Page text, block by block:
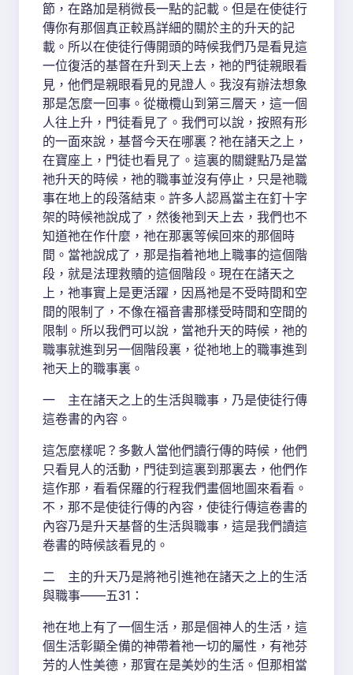
節，在路加是稍微長一點的記載。但是在使徒行
傳你有那個真正較爲詳細的關於主的升天的記
載。所以在使徒行傳開頭的時候我們乃是看見這
一位復活的基督在升到天上去，祂的門徒親眼看
見，他們是親眼看見的見證人。我沒有辦法想象
那是怎麼一回事。從橄欖山到第三層天，這一個
人往上升，門徒看見了。我們可以說，按照有形
的一面來說，基督今天在哪裏？祂在諸天之上，
在寶座上，門徒也看見了。這裏的關鍵點乃是當
祂升天的時候，祂的職事並沒有停止，只是祂職
事在地上的段落結束。許多人認爲當主在釘十字
架的時候祂說成了，然後祂到天上去，我們也不
知道祂在作什麼，祂在那裏等候回來的那個時
間。當祂說成了，那是指着祂地上職事的這個階
段，就是法理救贖的這個階段。現在在諸天之
上，祂事實上是更活躍，因爲祂是不受時間和空
間的限制了，不像在福音書那樣受時間和空間的
限制。所以我們可以說，當祂升天的時候，祂的
職事就進到另一個階段裏，從祂地上的職事進到
祂天上的職事裏。
一 主在諸天之上的生活與職事，乃是使徒行傳
這卷書的內容。
這怎麼樣呢？多數人當他們讀行傳的時候，他們
只看見人的活動，門徒到這裏到那裏去，他們作
這作那，看看保羅的行程我們畫個地圖來看看。
不，那不是使徒行傳的內容，使徒行傳這卷書的
內容乃是升天基督的生活與職事，這是我們讀這
卷書的時候該看見的。
二 主的升天乃是將祂引進祂在諸天之上的生活
與職事——五31：
祂在地上有了一個生活，那是個神人的生活，這
個生活彰顯全備的神帶着祂一切的屬性，有祂芬
芳的人性美德，那實在是美妙的生活。但那相當